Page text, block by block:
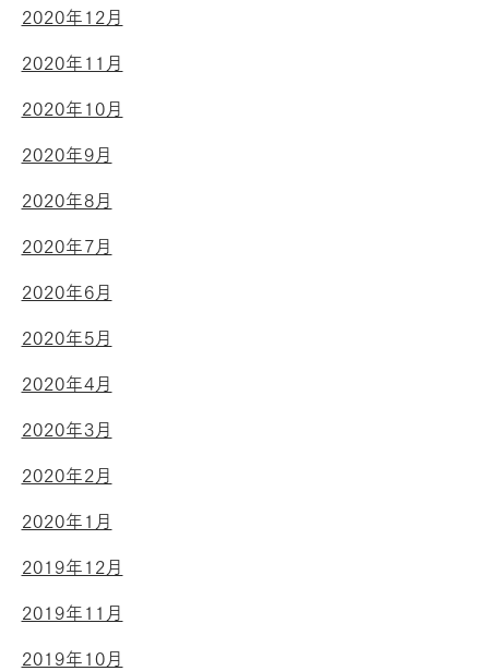
2020年12月
2020年11月
2020年10月
2020年9月
2020年8月
2020年7月
2020年6月
2020年5月
2020年4月
2020年3月
2020年2月
2020年1月
2019年12月
2019年11月
2019年10月